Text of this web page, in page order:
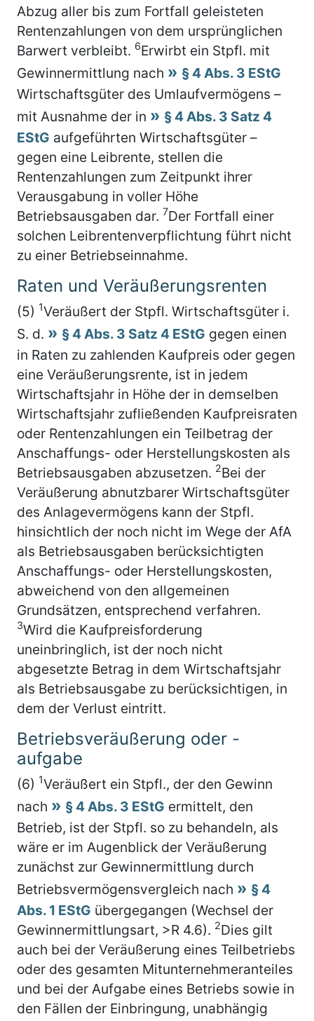
Abzug aller bis zum Fortfall geleisteten
Rentenzahlungen von dem ursprünglichen
Barwert verbleibt. 6Erwirbt ein Stpfl. mit
Gewinnermittlung nach
§ 4 Abs. 3 EStG
Wirtschaftsgüter des Umlaufvermögens –
mit Ausnahme der in
§ 4 Abs. 3 Satz 4
EStG aufgeführten Wirtschaftsgüter –
gegen eine Leibrente, stellen die
Rentenzahlungen zum Zeitpunkt ihrer
Verausgabung in voller Höhe
Betriebsausgaben dar. 7Der Fortfall einer
solchen Leibrentenverpflichtung führt nicht
zu einer Betriebseinnahme.
Raten und Veräußerungsrenten
(5) 1Veräußert der Stpfl. Wirtschaftsgüter i.
S. d.
§ 4 Abs. 3 Satz 4 EStG gegen einen
in Raten zu zahlenden Kaufpreis oder gegen
eine Veräußerungsrente, ist in jedem
Wirtschaftsjahr in Höhe der in demselben
Wirtschaftsjahr zufließenden Kaufpreisraten
oder Rentenzahlungen ein Teilbetrag der
Anschaffungs- oder Herstellungskosten als
Betriebsausgaben abzusetzen. 2Bei der
Veräußerung abnutzbarer Wirtschaftsgüter
des Anlagevermögens kann der Stpfl.
hinsichtlich der noch nicht im Wege der AfA
als Betriebsausgaben berücksichtigten
Anschaffungs- oder Herstellungskosten,
abweichend von den allgemeinen
Grundsätzen, entsprechend verfahren.
3Wird die Kaufpreisforderung
uneinbringlich, ist der noch nicht
abgesetzte Betrag in dem Wirtschaftsjahr
als Betriebsausgabe zu berücksichtigen, in
dem der Verlust eintritt.
Betriebsveräußerung oder -
aufgabe
(6) 1Veräußert ein Stpfl., der den Gewinn
nach
§ 4 Abs. 3 EStG ermittelt, den
Betrieb, ist der Stpfl. so zu behandeln, als
wäre er im Augenblick der Veräußerung
zunächst zur Gewinnermittlung durch
Betriebsvermögensvergleich nach
§ 4
Abs. 1 EStG übergegangen (Wechsel der
Gewinnermittlungsart, >R 4.6). 2Dies gilt
auch bei der Veräußerung eines Teilbetriebs
oder des gesamten Mitunternehmeranteiles
und bei der Aufgabe eines Betriebs sowie in
den Fällen der Einbringung, unabhängig